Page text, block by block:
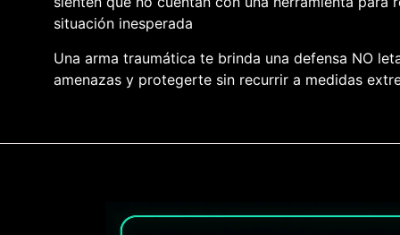
situación inesperada
Una arma traumática te brinda una defensa NO
amenazas y protegerte sin recurrir a medidas